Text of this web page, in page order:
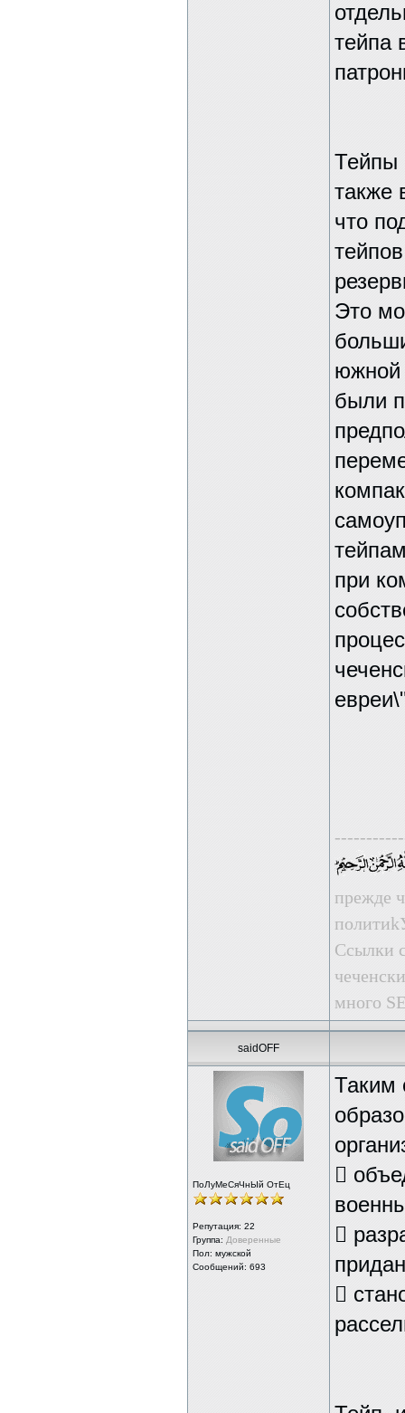
тейпа
Тейпы
также
что
Это
южной
были
при
прежде
Ссылки
много
saidOFF
ПоЛуМеСяЧнЫй ОтЕц
Репутация: 22
Группа: Доверенные
Пол: мужской
Сообщений: 693
Таким


